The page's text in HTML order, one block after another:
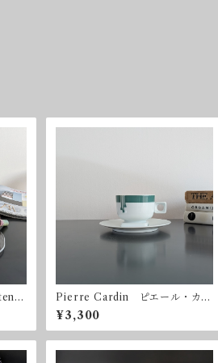
f
オ
Pierre Cardin ピエール・カル
ダン ノリタケ カップ＆ソーサ
ー
¥3,300